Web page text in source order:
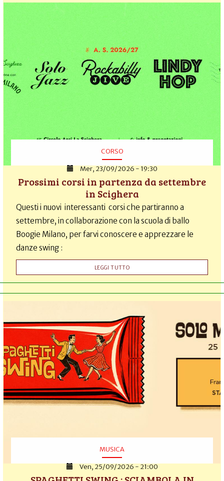
CORSO
Mer, 23/09/2026 - 19:30
Prossimi corsi in partenza da settembre
in Scighera
Questi i nuovi interessanti corsi che partiranno a
settembre, in collaborazione con la scuola di ballo
Boogie Milano, per farvi conoscere e apprezzare le
danze swing :
LEGGI TUTTO
MUSICA
Ven, 25/09/2026 - 21:00